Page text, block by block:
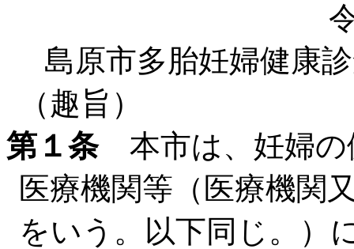
島原市多胎妊婦健康
（趣旨）
第１条本市は、妊婦の
医療機関等（医療機関
をいう。以下同じ。）